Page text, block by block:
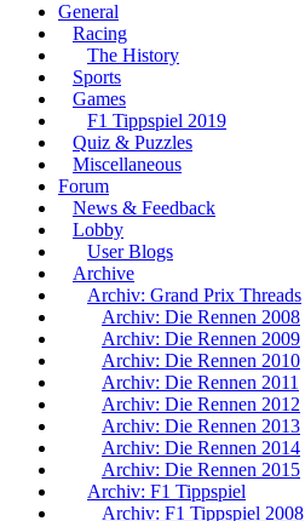
General
Racing
The History
Sports
Games
F1 Tippspiel 2019
Quiz & Puzzles
Miscellaneous
Forum
News & Feedback
Lobby
User Blogs
Archive
Archiv: Grand Prix Threads
Archiv: Die Rennen 2008
Archiv: Die Rennen 2009
Archiv: Die Rennen 2010
Archiv: Die Rennen 2011
Archiv: Die Rennen 2012
Archiv: Die Rennen 2013
Archiv: Die Rennen 2014
Archiv: Die Rennen 2015
Archiv: F1 Tippspiel
Archiv: F1 Tippspiel 2008